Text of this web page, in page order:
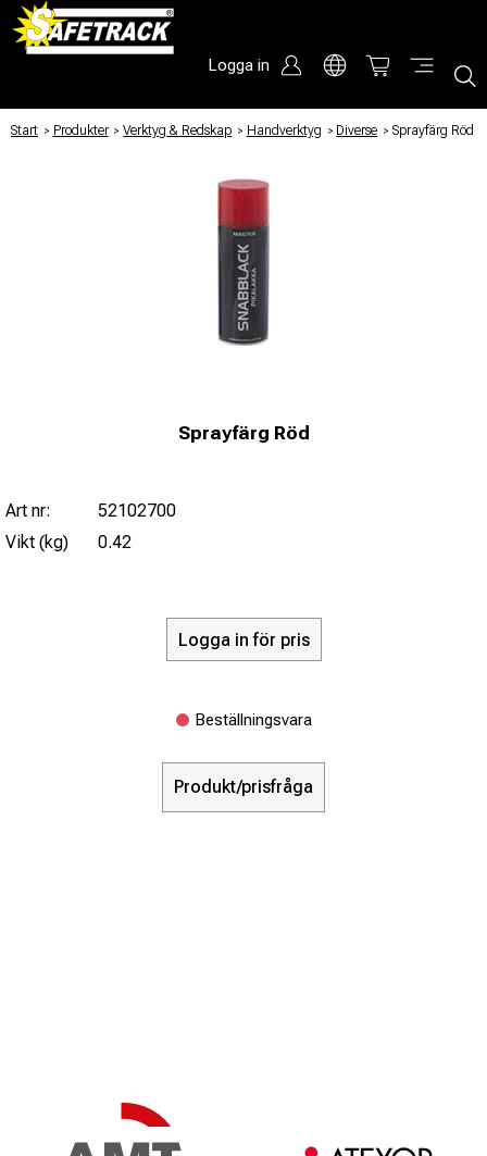
Logga in
Start / Produkter / Verktyg & Redskap / Handverktyg / Diverse / Sprayfärg Röd
Sprayfärg Röd
Art nr:
52102700
Vikt (kg)
0.42
Logga in för pris
Beställningsvara
Produkt/prisfråga